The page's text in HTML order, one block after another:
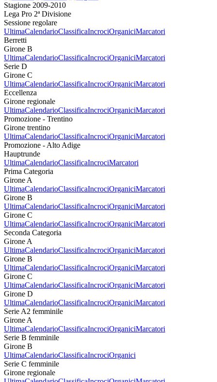
Stagione 2009-2010
Lega Pro 2ª Divisione
Sessione regolare
UltimaCalendarioClassificaIncrociOrganiciMarcatori
Berretti
Girone B
UltimaCalendarioClassificaIncrociOrganiciMarcatori
Serie D
Girone C
UltimaCalendarioClassificaIncrociOrganiciMarcatori
Eccellenza
Girone regionale
UltimaCalendarioClassificaIncrociOrganiciMarcatori
Promozione - Trentino
Girone trentino
UltimaCalendarioClassificaIncrociOrganiciMarcatori
Promozione - Alto Adige
Hauptrunde
UltimaCalendarioClassificaIncrociMarcatori
Prima Categoria
Girone A
UltimaCalendarioClassificaIncrociOrganiciMarcatori
Girone B
UltimaCalendarioClassificaIncrociOrganiciMarcatori
Girone C
UltimaCalendarioClassificaIncrociOrganiciMarcatori
Seconda Categoria
Girone A
UltimaCalendarioClassificaIncrociOrganiciMarcatori
Girone B
UltimaCalendarioClassificaIncrociOrganiciMarcatori
Girone C
UltimaCalendarioClassificaIncrociOrganiciMarcatori
Girone D
UltimaCalendarioClassificaIncrociOrganiciMarcatori
Serie A2 femminile
Girone A
UltimaCalendarioClassificaIncrociOrganiciMarcatori
Serie B femminile
Girone B
UltimaCalendarioClassificaIncrociOrganici
Serie C femminile
Girone regionale